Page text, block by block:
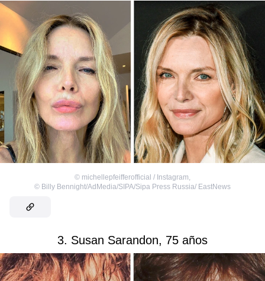
© michellepfeifferofficial / Instagram,
© Billy Bennight/AdMedia/SIPA/Sipa Press Russia/ EastNews
3. Susan Sarandon, 75 años